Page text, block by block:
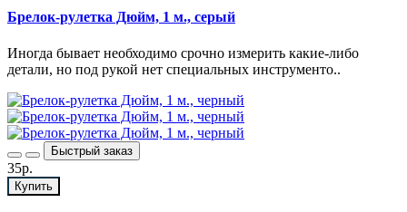
Брелок-рулетка Дюйм, 1 м., серый
Иногда бывает необходимо срочно измерить какие-либо
детали, но под рукой нет специальных инструменто..
Быстрый заказ
35р.
Купить